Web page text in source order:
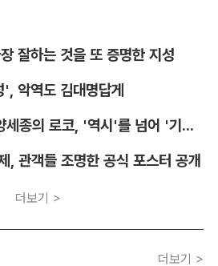
잘하는 것을 또 증명한 지성
악역도 김대명답게
[김샛별의 별별노트] 양세종의 로코, '역시'를 넘어 '기대 이상'
, 관객들 조명한 공식 포스터 공개
더보기 >
더보기 >